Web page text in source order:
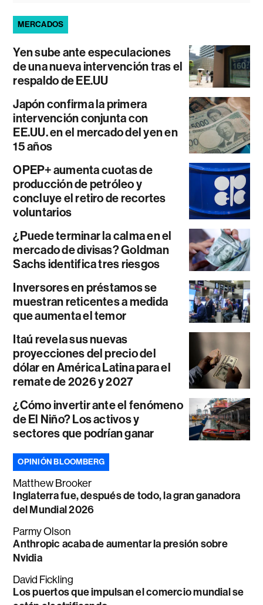
MERCADOS
Yen sube ante especulaciones
de una nueva intervención tras el
respaldo de EE.UU
Japón confirma la primera
intervención conjunta con
EE.UU. en el mercado del yen en
15 años
OPEP+ aumenta cuotas de
producción de petróleo y
concluye el retiro de recortes
voluntarios
¿Puede terminar la calma en el
mercado de divisas? Goldman
Sachs identifica tres riesgos
Inversores en préstamos se
muestran reticentes a medida
que aumenta el temor
Itaú revela sus nuevas
proyecciones del precio del
dólar en América Latina para el
remate de 2026 y 2027
¿Cómo invertir ante el fenómeno
de El Niño? Los activos y
sectores que podrían ganar
OPINIÓN BLOOMBERG
Matthew Brooker
Inglaterra fue, después de todo, la gran ganadora
del Mundial 2026
Parmy Olson
Anthropic acaba de aumentar la presión sobre
Nvidia
David Fickling
Los puertos que impulsan el comercio mundial se